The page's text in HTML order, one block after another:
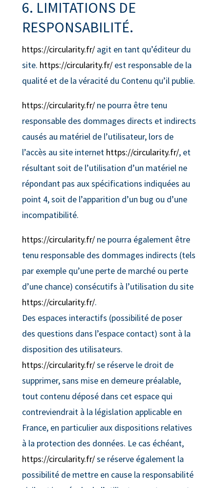
6. LIMITATIONS DE
RESPONSABILITÉ.
https://circularity.fr/agit en tant qu’éditeur du
site. https://circularity.fr/est responsable de la
qualité et de la véracité du Contenu qu’il publie.
https://circularity.fr/ne pourra être tenu
responsable des dommages directs et indirects
causés au matériel de l’utilisateur, lors de
l’accès au site internet https://circularity.fr/, et
résultant soit de l’utilisation d’un matériel ne
répondant pas aux spécifications indiquées au
point 4, soit de l’apparition d’un bug ou d’une
incompatibilité.
https://circularity.fr/ne pourra également être
tenu responsable des dommages indirects (tels
par exemple qu’une perte de marché ou perte
d’une chance) consécutifs à l’utilisation du site
https://circularity.fr/.
Des espaces interactifs (possibilité de poser
des questions dans l’espace contact) sont à la
disposition des utilisateurs.
https://circularity.fr/se réserve le droit de
supprimer, sans mise en demeure préalable,
tout contenu déposé dans cet espace qui
contreviendrait à la législation applicable en
France, en particulier aux dispositions relatives
à la protection des données. Le cas échéant,
https://circularity.fr/se réserve également la
possibilité de mettre en cause la responsabilité